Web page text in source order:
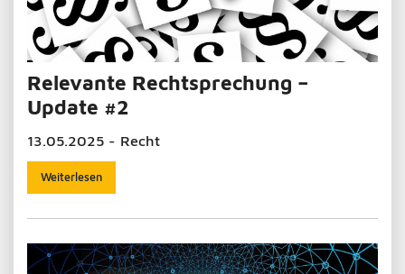
Relevante Rechtsprechung –
Update #2
13.05.2025 - Recht
Weiterlesen